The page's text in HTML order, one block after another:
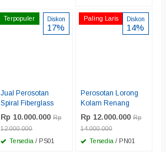
Terpopuler Diskon
17%
Jual Perosotan
Spiral Fiberglass
Rp 10.000.000 Rp
12.000.000
Tersedia / PS01
Paling Laris Diskon
14%
Perosotan Lorong
Kolam Renang
Rp 12.000.000 Rp
14.000.000
Tersedia / PN01